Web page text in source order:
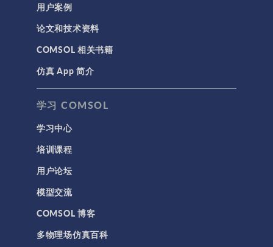
用户案例
论文和技术资料
COMSOL 相关书籍
仿真 App 简介
学习 COMSOL
学习中心
培训课程
用户论坛
模型交流
COMSOL 博客
多物理场仿真百科